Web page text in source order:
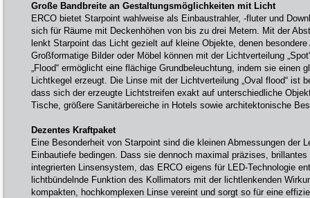
Große Bandbreite an Gestaltungsmöglichkeiten mit Licht
ERCO bietet Starpoint wahlweise als Einbaustrahler, -fluter und
sich für Räume mit Deckenhöhen von bis zu drei Metern. Mit der
lenkt Starpoint das Licht gezielt auf kleine Objekte, denen
Großformatige Bilder oder Möbel können mit der Lichtverteilung
„Flood“ ermöglicht eine flächige Grundbeleuchtung, indem sie einen
Lichtkegel erzeugt. Die Linse mit der Lichtverteilung „Oval flood“ ist
dass sich der erzeugte Lichtstreifen exakt auf unterschiedliche
Tische, größere Sanitärbereiche in Hotels sowie architektonische
Dezentes Kraftpaket
Eine Besonderheit von Starpoint sind die kleinen Abmessungen der
Einbautiefe bedingen. Dass sie dennoch maximal präzises,
integrierten Linsensystem, das ERCO eigens für LED-Technologie
lichtbündelnde Funktion des Kollimators mit der lichtlenkenden
kompakten, hochkomplexen Linse vereint und sorgt so für eine